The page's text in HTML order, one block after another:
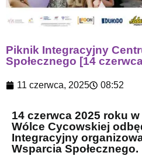
Piknik Integracyjny
Społecznego [14
11 czerwca, 2025 08:52
14 czerwca 2025 roku
Wólce Cycowskiej
Integracyjny
Wsparcia Społecznego.